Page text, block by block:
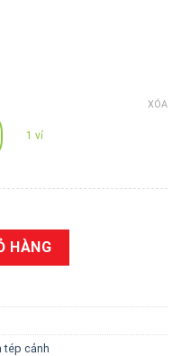
1 vỉ
XÓA
Aquarium 1 số lượng
HÀNG
tép cảnh